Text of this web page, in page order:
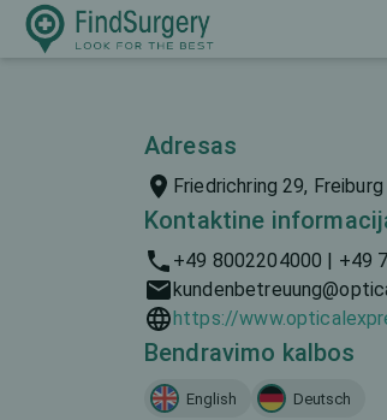
Adresas
Friedrichring 29,
Kontaktine
+49 8002204000 | +49
https://
Bendravimo kalbos
English Deutsch